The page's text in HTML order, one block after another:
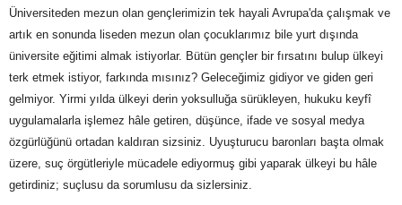
Üniversiteden mezun olan gençlerimizin tek hayali Avrupa'da çalışmak ve
artık en sonunda liseden mezun olan çocuklarımız bile yurt dışında
üniversite eğitimi almak istiyorlar. Bütün gençler bir fırsatını bulup ülkeyi
terk etmek istiyor, farkında mısınız? Geleceğimiz gidiyor ve giden geri
gelmiyor. Yirmi yılda ülkeyi derin yoksulluğa sürükleyen, hukuku keyfî
uygulamalarla işlemez hâle getiren, düşünce, ifade ve sosyal medya
özgürlüğünü ortadan kaldıran sizsiniz. Uyuşturucu baronları başta olmak
üzere, suç örgütleriyle mücadele ediyormuş gibi yaparak ülkeyi bu hâle
getirdiniz; suçlusu da sorumlusu da sizlersiniz.